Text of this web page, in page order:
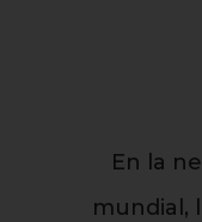
En la
mundial,